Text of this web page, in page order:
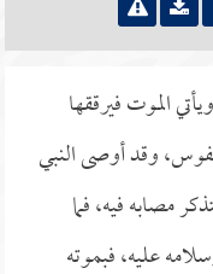
الموت فيرققها
وقد أوصى النبي
مصابه فيه، فما
عليه، فبموته